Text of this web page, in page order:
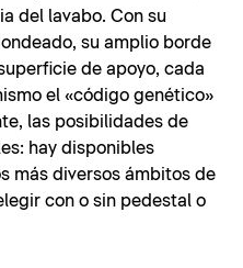
del lavabo. Con su
su amplio borde
de apoyo, cada
el «código genético»
las posibilidades de
hay disponibles
más diversos ámbitos de
con o sin pedestal o